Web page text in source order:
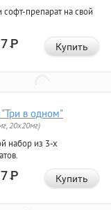
препарат на свой
Р Купить
в одном"
20x20мг)
набор из 3-х
Р Купить